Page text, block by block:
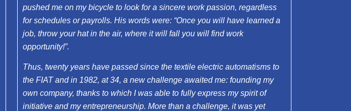
pushed me on my bicycle to look for a sincere work passion, regardless
for schedules or payrolls. His words were: “Once you will have learned a
job, throw your hat in the air, where it will fall you will find work
opportunity!”.
Thus, twenty years have passed since the textile electric automatisms to
the FIAT and in 1982, at 34, a new challenge awaited me: founding my
own company, thanks to which I was able to fully express my spirit of
initiative and my entrepreneurship. More than a challenge, it was yet